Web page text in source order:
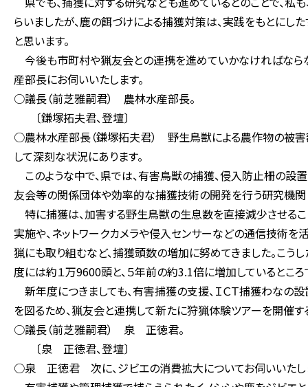
らいましたが、鹿の餌づけによる捕獲対策は、実践をもとに
と思います。
今後も市町村や猟友会との連携を進めていかなければなら
産部長にお伺いいたします。
○議長（前芝雅嗣君） 農林水産部長。
〔鎌塚拓夫君、登壇〕
○農林水産部長（鎌塚拓夫君） 野生鳥獣による農作物の被害
して深刻な状況にあります。
このような中で、県では、有害鳥獣の捕獲、侵入防止柵の設
友会等の関係団体や効率的な捕獲技術の開発を行う研究機関
特に捕獲は、加害する野生鳥獣の生息数を直接減少させる
実施や、ネットワークカメラや侵入センサーなどの通信技術
猟にも取り組むなど、捕獲頭数の増加に努めてきました。こう
度には約１万9600頭と、５年前の約3.1倍に増加しているところ
新年度につきましても、有害捕獲の支援、ＩＣＴ捕獲わなの
を図るため、猟友会と連携して新たに狩猟体験ツアーを開催
○議長（前芝雅嗣君） 泉 正徳君。
〔泉 正徳君、登壇〕
○泉 正徳君 次に、ジビエの消費拡大についてお伺いいたし